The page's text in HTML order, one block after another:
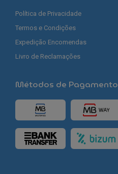
Política de Privacidade
Termos e Condições
Expedição Encomendas
Livro de Reclamações
Métodos de Pagamento